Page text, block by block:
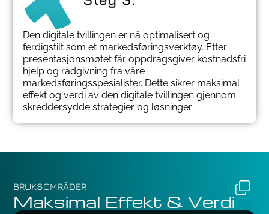
Den digitale tvillingen er nå optimalisert og
ferdigstilt som et markedsføringsverktøy. Etter
presentasjonsmøtet får oppdragsgiver kostnadsfri
hjelp og rådgivning fra våre
markedsføringsspesialister. Dette sikrer maksimal
effekt og verdi av den digitale tvillingen gjennom
skreddersydde strategier og løsninger.
BRUKSOMRÅDER
Maksimal Effekt & Verdi